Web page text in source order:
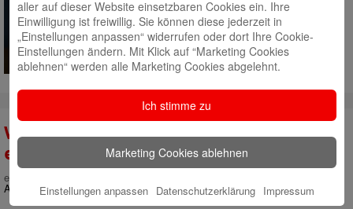
blitzschnell zum Empfänger. Zum
Beispiel beim Online-Shopping
oder wenn beim Abendessen mit
Freunden die Rechnung geteilt
werden soll.Mehr lesen
Wenn die Inflation das Vermögen
entwertet
eingestellt von
Allgemein
aller auf dieser Website einsetzbaren Cookies ein. Ihre
Einwilligung ist freiwillig. Sie können diese jederzeit in
„Einstellungen anpassen“ widerrufen oder dort Ihre Cookie-
Einstellungen ändern. Mit Klick auf “Marketing Cookies
ablehnen“ werden alle Marketing Cookies abgelehnt.
Ich stimme zu
Marketing Cookies ablehnen
Einstellungen anpassen Datenschutzerklärung Impressum